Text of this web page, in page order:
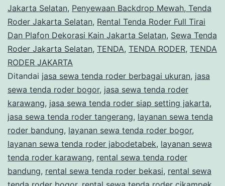
Roder
Jakarta
Selatan
Jakarta Selatan, Penyewaan Backdrop Mewah, Tenda
Roder Jakarta Selatan, Rental Tenda Roder Full Tirai
Dan Plafon Dekorasi Kain Jakarta Selatan, Sewa Tenda
Roder Jakarta Selatan, TENDA, TENDA RODER, TENDA
RODER JAKARTA
Ditandai jasa sewa tenda roder berbagai ukuran, jasa
sewa tenda roder bogor, jasa sewa tenda roder
karawang, jasa sewa tenda roder siap setting jakarta,
jasa sewa tenda roder tangerang, layanan sewa tenda
roder bandung, layanan sewa tenda roder bogor,
layanan sewa tenda roder jabodetabek, layanan sewa
tenda roder karawang, rental sewa tenda roder
bandung, rental sewa tenda roder bekasi, rental sewa